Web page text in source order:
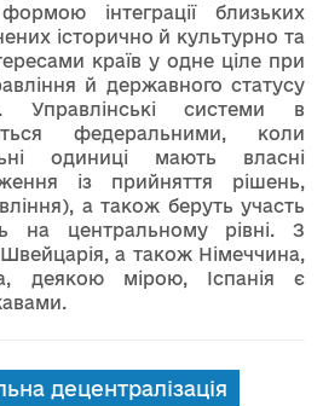
інтеграції близьких
історично й культурно та
країв у одне ціле при
й державного статусу
Управлінські системи в
федеральними, коли
одиниці мають власні
із прийняття рішень,
а також беруть участь
на центральному рівні. З
а також Німеччина,
деякою мірою, Іспанія є
децентралізація